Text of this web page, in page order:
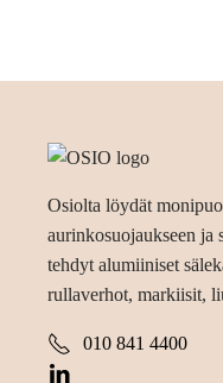
Osiolta löydät
aurinkosuojaukseen ja
tehdyt alumiiniset
rullaverhot, markiisit,
010 841 4400